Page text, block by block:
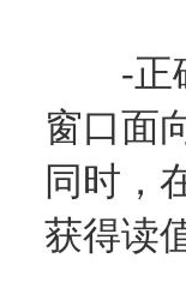
-正确
窗口面
同时，
获得读